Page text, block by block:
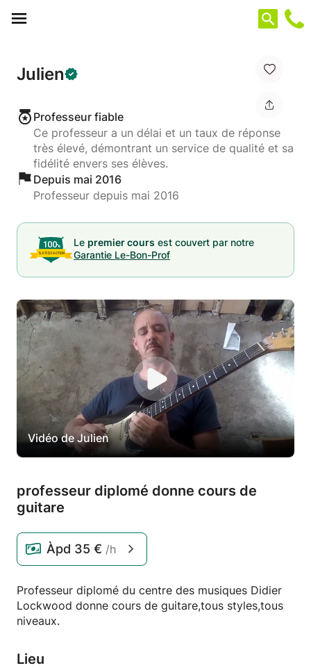
Julien
Professeur fiable
Ce professeur a un délai et un taux de réponse
très élevé, démontrant un service de qualité et sa
fidélité envers ses élèves.
Depuis mai 2016
Professeur depuis mai 2016
Le premier cours est couvert par notre
Garantie Le-Bon-Prof
Vidéo de Julien
professeur diplomé donne cours de
guitare
Àpd 35 € /h
Professeur diplomé du centre des musiques Didier
Lockwood donne cours de guitare,tous styles,tous
niveaux.
Lieu